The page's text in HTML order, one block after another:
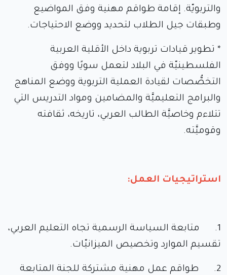
والتربويّة. إقامة طواقم مهنية وفق المواضيع
وطبقات جيل الطلاب لتحديد ووضع الاحتياجات.
* تطوير قيادات تربوية داخل الأقلية العربية
الفلسطينيّة في البلاد لتعمل سويًا ووفق
التخصُّصات لقيادة العملية التربوية ووضع المناهج
والبرامج التعليميَّة والمضامين ومواد التدريس التي
تتلاءم وخاصيَّة الطالب العربي، تاريخه، ثقافته
وقوميَّته.
استراتيجيات العمل:
1. متابعة السياسة الرسمية تجاه التعليم العربي،
تقسيم الموارد وتخصيص الميزانيّات.
2. طواقم عمل مهنية مشتركة للجنة المتابعة